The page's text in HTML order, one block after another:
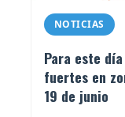
NOTICIAS
Para este
fuertes en
19 de junio